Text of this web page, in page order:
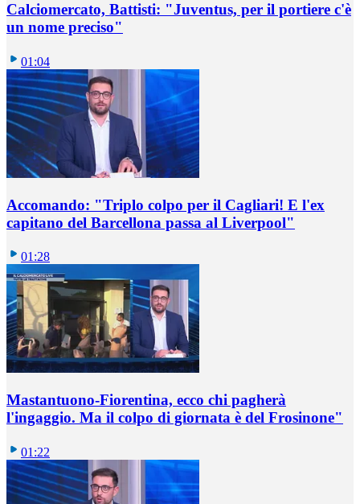
Calciomercato, Battisti: "Juventus, per il portiere c'è
un nome preciso"
01:04
Accomando: "Triplo colpo per il Cagliari! E l'ex
capitano del Barcellona passa al Liverpool"
01:28
Mastantuono-Fiorentina, ecco chi pagherà
l'ingaggio. Ma il colpo di giornata è del Frosinone"
01:22